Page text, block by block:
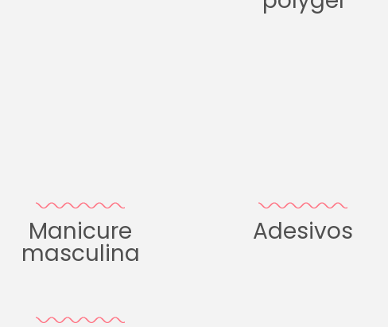
Manicure
masculina
Adesivos